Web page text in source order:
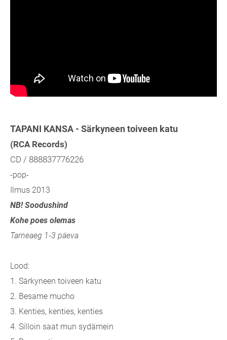
TAPANI KANSA - Särkyneen toiveen katu
(RCA Records)
CD / 888837776226
-pop-
Ilmus 2013
NB! Soodushind
Kohe poes olemas
Tarneaeg 1-3 päeva
Lood:
1. Särkyneen toiveen katu
2. Besame mucho
3. Kenties, kenties, kenties
4. Silloin saat mun sydämein